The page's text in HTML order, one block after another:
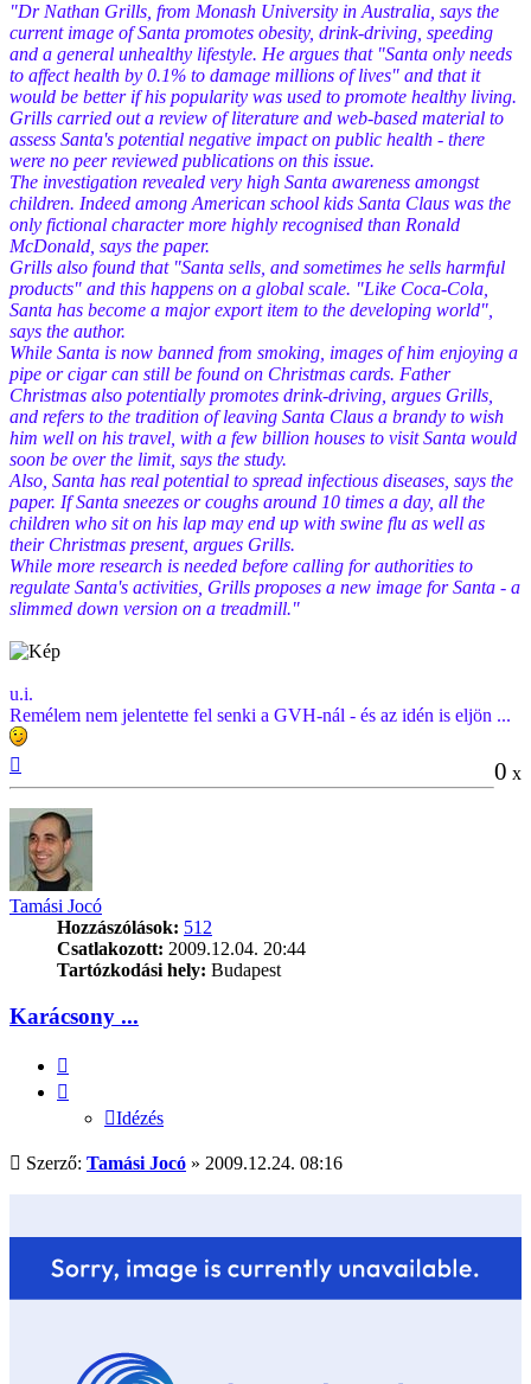
"Dr Nathan Grills, from Monash University in Australia, says the
current image of Santa promotes obesity, drink-driving, speeding
and a general unhealthy lifestyle. He argues that "Santa only needs
to affect health by 0.1% to damage millions of lives" and that it
would be better if his popularity was used to promote healthy living.
Grills carried out a review of literature and web-based material to
assess Santa's potential negative impact on public health - there
were no peer reviewed publications on this issue.
The investigation revealed very high Santa awareness amongst
children. Indeed among American school kids Santa Claus was the
only fictional character more highly recognised than Ronald
McDonald, says the paper.
Grills also found that "Santa sells, and sometimes he sells harmful
products" and this happens on a global scale. "Like Coca-Cola,
Santa has become a major export item to the developing world",
says the author.
While Santa is now banned from smoking, images of him enjoying a
pipe or cigar can still be found on Christmas cards. Father
Christmas also potentially promotes drink-driving, argues Grills,
and refers to the tradition of leaving Santa Claus a brandy to wish
him well on his travel, with a few billion houses to visit Santa would
soon be over the limit, says the study.
Also, Santa has real potential to spread infectious diseases, says the
paper. If Santa sneezes or coughs around 10 times a day, all the
children who sit on his lap may end up with swine flu as well as
their Christmas present, argues Grills.
While more research is needed before calling for authorities to
regulate Santa's activities, Grills proposes a new image for Santa - a
slimmed down version on a treadmill."
u.i.
Remélem nem jelentette fel senki a GVH-nál - és az idén is eljön ...
0 x
Tamási Jocó
Hozzászólások: 512
Csatlakozott: 2009.12.04. 20:44
Tartózkodási hely: Budapest
Karácsony ...
Idézés
Hozzászólás
Szerző: Tamási Jocó » 2009.12.24. 08:16